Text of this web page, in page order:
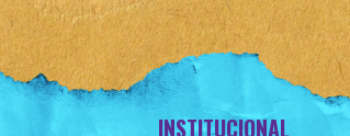
INSTITUCIONAL